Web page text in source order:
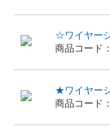
☆ワイヤー
商品コード
★ワイヤー
商品コード